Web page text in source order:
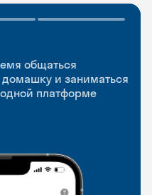
общаться
и заниматься
платформе
новые слова где
практики
с преподавателями